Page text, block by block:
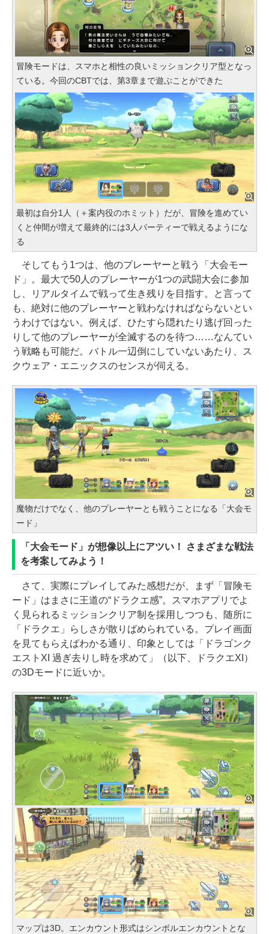
冒険モードは、スマホと相性の良いミッションクリア型となっ
ている。今回のCBTでは、第3章まで遊ぶことができた
最初は自分1人（＋案内役のホミット）だが、冒険を進めてい
くと仲間が増えて最終的には3人パーティーで戦えるようにな
る
そしてもう1つは、他のプレーヤーと戦う「大会モー
ド」。最大で50人のプレーヤーが1つの武闘大会に参加
し、リアルタイムで戦って生き残りを目指す。と言って
も、絶対に他のプレーヤーと戦わなければならないとい
うわけではない。例えば、ひたすら隠れたり逃げ回った
りして他のプレーヤーが全滅するのを待つ……なんてい
う戦略も可能だ。バトル一辺倒にしていないあたり、ス
クウェア・エニックスのセンスが伺える。
魔物だけでなく、他のプレーヤーとも戦うことになる「大会モ
ード」
「大会モード」が想像以上にアツい！ さまざまな戦法
を考案してみよう！
さて、実際にプレイしてみた感想だが、まず「冒険モ
ード」はまさに王道の“ドラクエ感”。スマホアプリでよ
く見られるミッションクリア制を採用しつつも、随所に
「ドラクエ」らしさが散りばめられている。プレイ画面
を見てもらえばわかる通り、印象としては「ドラゴンク
エストXI 過ぎ去りし時を求めて」（以下、ドラクエXI）
の3Dモードに近いか。
マップは3D。エンカウント形式はシンボルエンカウントとな